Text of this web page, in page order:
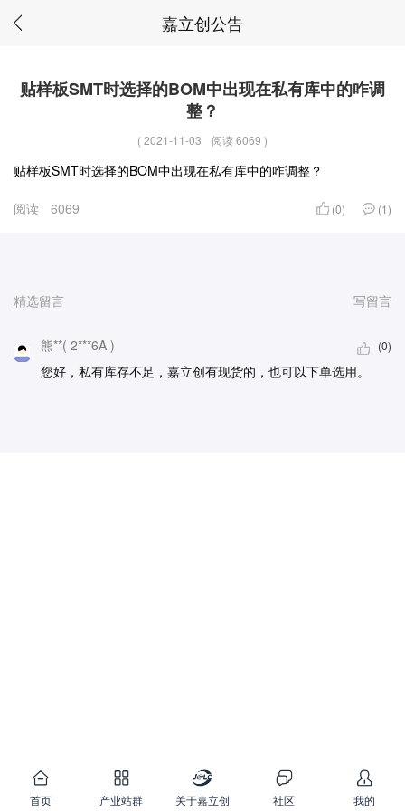
嘉立创公告
贴样板SMT时选择的BOM中出现在私有库中的咋调
整？
(2021-11-03 阅读 6069 )
贴样板SMT时选择的BOM中出现在私有库中的咋调整？
阅读 6069 (0) (1)
精选留言 写留言
熊**( 2***6A ) (0)
您好，私有库存不足，嘉立创有现货的，也可以下单选用。
首页 产业站群 关于嘉立创 社区 我的